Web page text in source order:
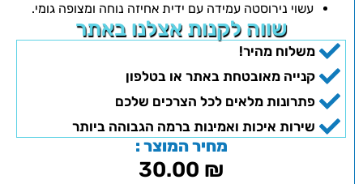
עשוי נירוסטה עמידה עם ידית אחיזה נוחה ומצופה גומי.
שווה לקנות אצלנו באתר
משלוח מהיר!
קנייה מאובטחת באתר או בטלפון
פתרונות מלאים לכל הצרכים שלכם
שירות איכות ואמינות ברמה הגבוהה ביותר
מחיר המוצר :
30.00 ₪